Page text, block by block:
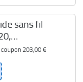
sans fil
203,00 €